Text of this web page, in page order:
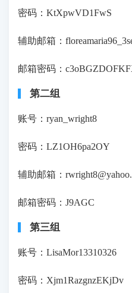
密码：KtXpwVD1FwS
辅助邮箱：
邮箱密码：
第二组
账号：ryan_wright8
密码：LZ1OH6pa2OY
辅助邮箱：
邮箱密码：J9AGC
第三组
账号：LisaMor13310326
密码：Xjm1RazgnzEKjDv